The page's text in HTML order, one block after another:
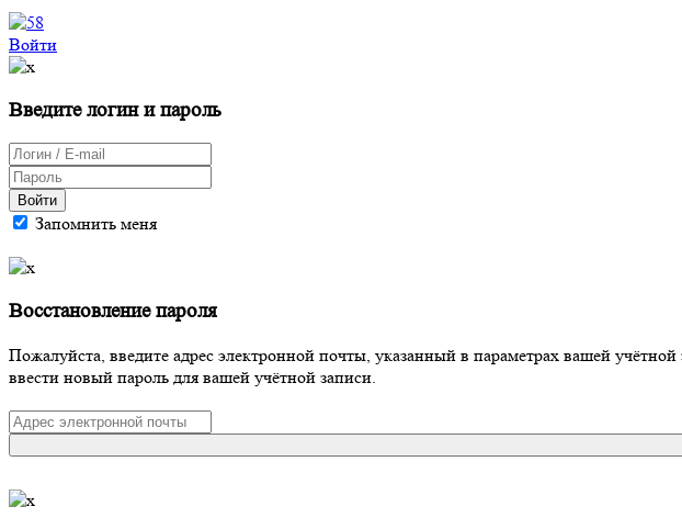
Войти
Введите логин и пароль
Войти
Запомнить меня
Восстановление пароля
Пожалуйста, введите адрес электронной почты, указанный в параметрах вашей
ввести новый пароль для вашей учётной записи.